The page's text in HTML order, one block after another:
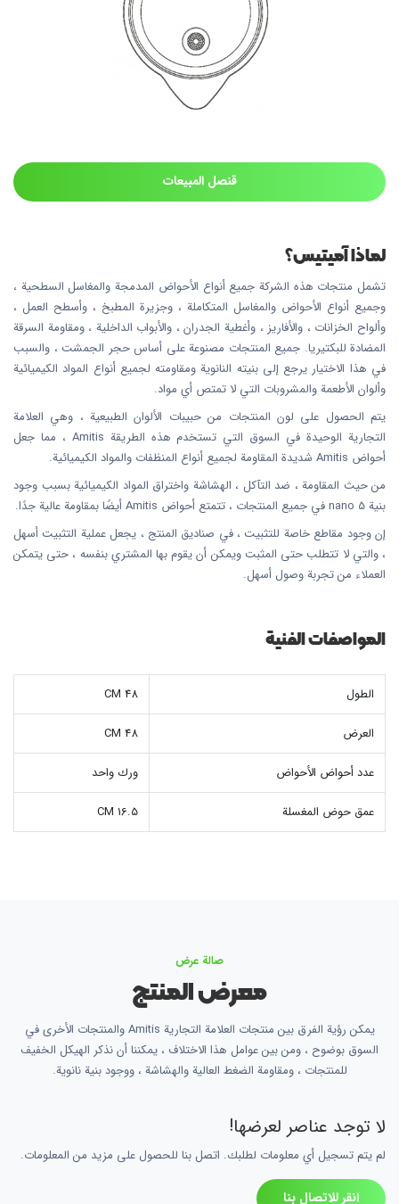
قنصل المبيعات
لماذا آميتيس؟
تشمل منتجات هذه الشركة جميع أنواع الأحواض المدمجة والمغاسل السطحية ،
وجميع أنواع الأحواض والمغاسل المتكاملة ، وجزيرة المطبخ ، وأسطح العمل ،
وألواح الخزانات ، والأفاريز ، وأغطية الجدران ، والأبواب الداخلية ، ومقاومة السرقة
المضادة للبكتيريا. جميع المنتجات مصنوعة على أساس حجر الجمشت ، والسبب
في هذا الاختيار يرجع إلى بنيته النانوية ومقاومته لجميع أنواع المواد الكيميائية
وألوان الأطعمة والمشروبات التي لا تمتص أي مواد.
يتم الحصول على لون المنتجات من حبيبات الألوان الطبيعية ، وهي العلامة
التجارية الوحيدة في السوق التي تستخدم هذه الطريقة Amitis ، مما جعل
أحواض Amitis شديدة المقاومة لجميع أنواع المنظفات والمواد الكيميائية.
من حيث المقاومة ، ضد التآكل ، الهشاشة واختراق المواد الكيميائية بسبب وجود
بنية nano 5 في جميع المنتجات ، تتمتع أحواض Amitis أيضًا بمقاومة عالية جدًا.
إن وجود مقاطع خاصة للتثبيت ، في صناديق المنتج ، يجعل عملية التثبيت أسهل
، والتي لا تتطلب حتى المثبت ويمكن أن يقوم بها المشتري بنفسه ، حتى يتمكن
العملاء من تجربة وصول أسهل.
المواصفات الفنية
الطول 48 CM
العرض 48 CM
عدد أحواض الأحواض ورك واحد
عمق حوض المغسلة 16.5 CM
صالة عرض
معرض المنتج
يمكن رؤية الفرق بين منتجات العلامة التجارية Amitis والمنتجات الأخرى في
السوق بوضوح ، ومن بين عوامل هذا الاختلاف ، يمكننا أن نذكر الهيكل الخفيف
للمنتجات ، ومقاومة الضغط العالية والهشاشة ، ووجود بنية نانوية.
لا توجد عناصر لعرضها!
لم يتم تسجيل أي معلومات لطلبك. اتصل بنا للحصول على مزيد من المعلومات.
انقر للاتصال بنا